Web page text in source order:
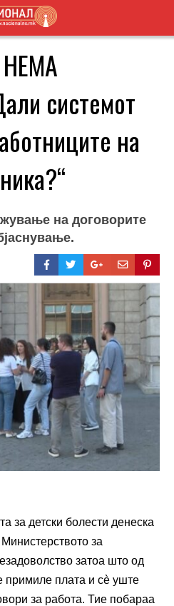
системот
на
на договорите
за детски болести денеска
за
затоа што од
примиле плата и сè уште
за работа. Тие побараа